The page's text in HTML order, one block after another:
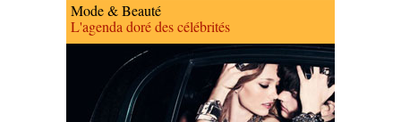
Mode & Beauté
L'agenda doré des célébrités